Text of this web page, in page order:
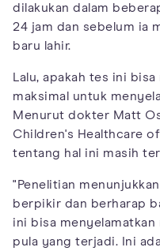
dilakukan dalam
24 jam dan sebelum ia
baru lahir.
Lalu, apakah tes ini
maksimal untuk
Menurut dokter Matt
Children's Healthcare
tentang hal ini masih
"Penelitian
berpikir dan berharap
ini bisa menyelamatkan
pula yang terjadi. Ini